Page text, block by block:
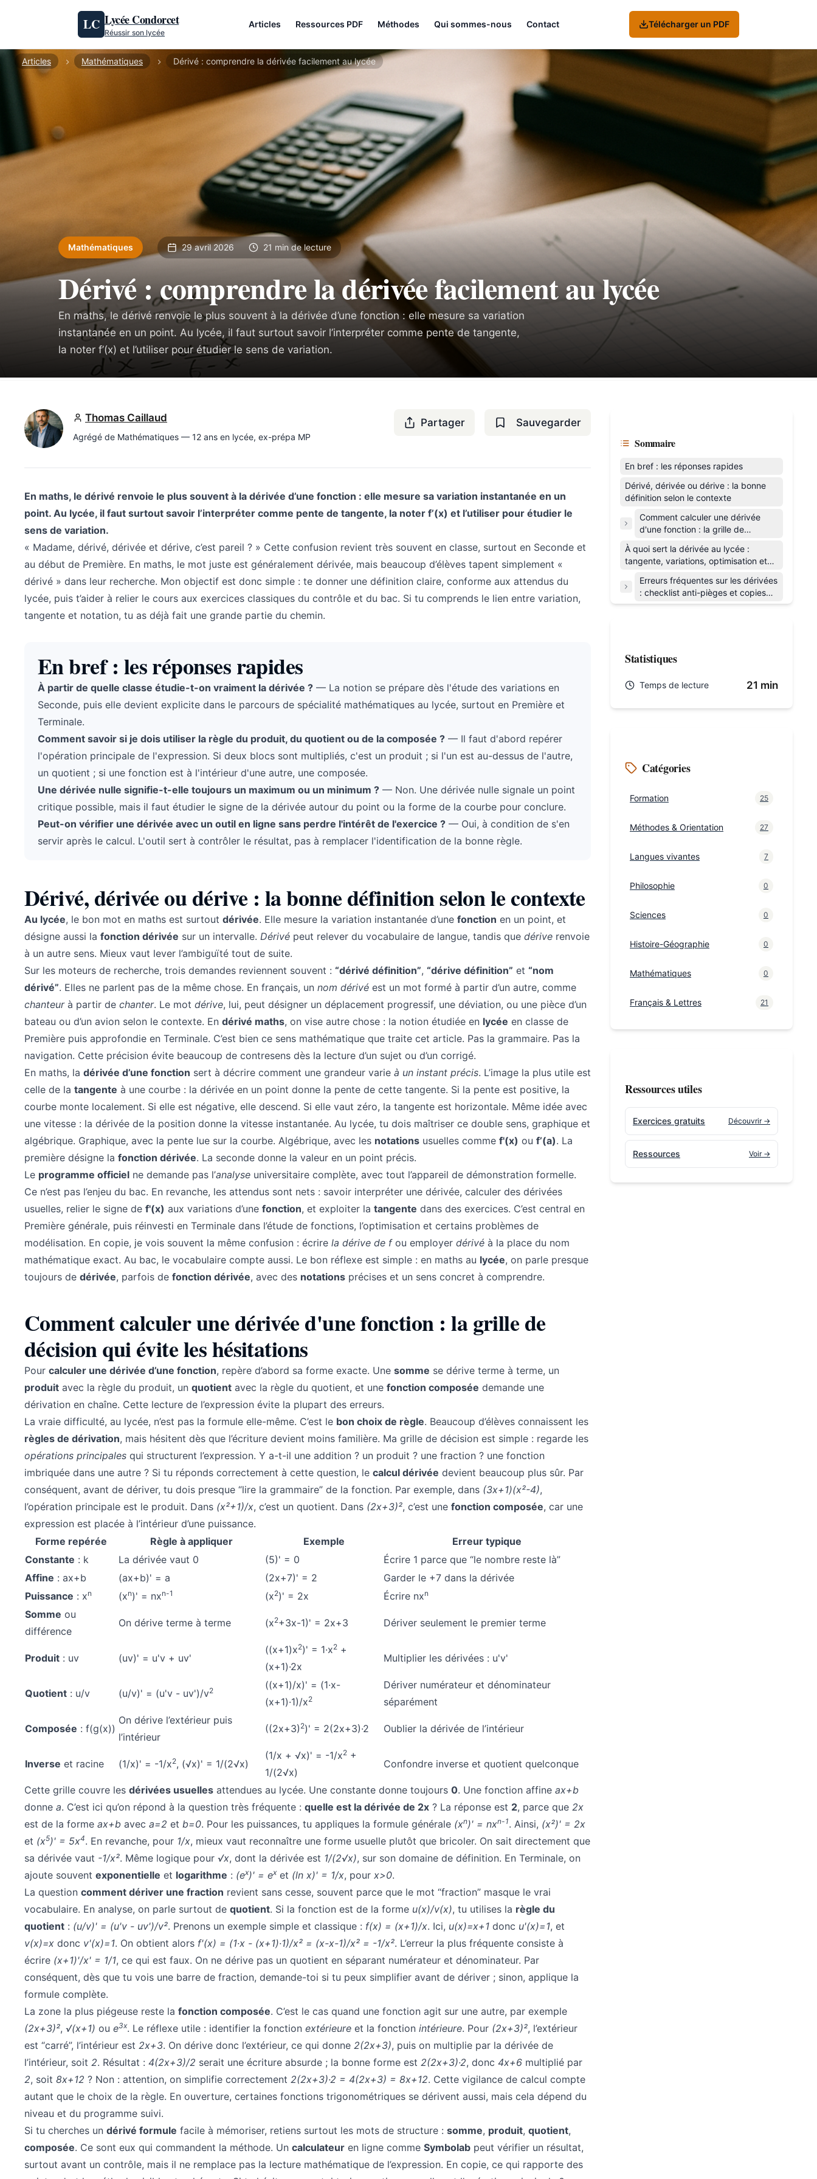
LC Lycée Condorcet
Réussir son lycée
Articles Ressources PDF Méthodes Qui sommes-nous Contact Télécharger un PDF
Articles Mathématiques Dérivé : comprendre la dérivée facilement au lycée
Mathématiques 29 avril 2026 21 min de lecture
Dérivé : comprendre la dérivée facilement au lycée
En maths, le dérivé renvoie le plus souvent à la dérivée d’une fonction : elle mesure sa variation
instantanée en un point. Au lycée, il faut surtout savoir l’interpréter comme pente de tangente,
la noter f’(x) et l’utiliser pour étudier le sens de variation.
Thomas Caillaud
Agrégé de Mathématiques — 12 ans en lycée, ex-prépa MP
Partager Sauvegarder
En maths, le dérivé renvoie le plus souvent à la dérivée d’une fonction : elle mesure sa variation instantanée en un
point. Au lycée, il faut surtout savoir l’interpréter comme pente de tangente, la noter f’(x) et l’utiliser pour étudier le
sens de variation.
« Madame, dérivé, dérivée et dérive, c’est pareil ? » Cette confusion revient très souvent en classe, surtout en Seconde et
au début de Première. En maths, le mot juste est généralement dérivée, mais beaucoup d’élèves tapent simplement «
dérivé » dans leur recherche. Mon objectif est donc simple : te donner une définition claire, conforme aux attendus du
lycée, puis t’aider à relier le cours aux exercices classiques du contrôle et du bac. Si tu comprends le lien entre variation,
tangente et notation, tu as déjà fait une grande partie du chemin.
En bref : les réponses rapides
À partir de quelle classe étudie-t-on vraiment la dérivée ? — La notion se prépare dès l'étude des variations en
Seconde, puis elle devient explicite dans le parcours de spécialité mathématiques au lycée, surtout en Première et
Terminale.
Comment savoir si je dois utiliser la règle du produit, du quotient ou de la composée ? — Il faut d'abord repérer
l'opération principale de l'expression. Si deux blocs sont multipliés, c'est un produit ; si l'un est au-dessus de l'autre,
un quotient ; si une fonction est à l'intérieur d'une autre, une composée.
Une dérivée nulle signifie-t-elle toujours un maximum ou un minimum ? — Non. Une dérivée nulle signale un point
critique possible, mais il faut étudier le signe de la dérivée autour du point ou la forme de la courbe pour conclure.
Peut-on vérifier une dérivée avec un outil en ligne sans perdre l'intérêt de l'exercice ? — Oui, à condition de s'en
servir après le calcul. L'outil sert à contrôler le résultat, pas à remplacer l'identification de la bonne règle.
Dérivé, dérivée ou dérive : la bonne définition selon le contexte
Au lycée, le bon mot en maths est surtout dérivée. Elle mesure la variation instantanée d’une fonction en un point, et
désigne aussi la fonction dérivée sur un intervalle. Dérivé peut relever du vocabulaire de langue, tandis que dérive renvoie
à un autre sens. Mieux vaut lever l’ambiguïté tout de suite.
Sur les moteurs de recherche, trois demandes reviennent souvent : “dérivé définition”, “dérive définition” et “nom
dérivé”. Elles ne parlent pas de la même chose. En français, un nom dérivé est un mot formé à partir d’un autre, comme
chanteurà partir de chanter. Le mot dérive, lui, peut désigner un déplacement progressif, une déviation, ou une pièce d’un
bateau ou d’un avion selon le contexte. En dérivé maths, on vise autre chose : la notion étudiée en lycée en classe de
Première puis approfondie en Terminale. C’est bien ce sens mathématique que traite cet article. Pas la grammaire. Pas la
navigation. Cette précision évite beaucoup de contresens dès la lecture d’un sujet ou d’un corrigé.
En maths, la dérivée d’une fonction sert à décrire comment une grandeur varie à un instant précis. L’image la plus utile est
celle de la tangente à une courbe : la dérivée en un point donne la pente de cette tangente. Si la pente est positive, la
courbe monte localement. Si elle est négative, elle descend. Si elle vaut zéro, la tangente est horizontale. Même idée avec
une vitesse : la dérivée de la position donne la vitesse instantanée. Au lycée, tu dois maîtriser ce double sens, graphique et
algébrique. Graphique, avec la pente lue sur la courbe. Algébrique, avec les notations usuelles comme f'(x) ou f’(a). La
première désigne la fonction dérivée. La seconde donne la valeur en un point précis.
Le programme officiel ne demande pas l’analyse universitaire complète, avec tout l’appareil de démonstration formelle.
Ce n’est pas l’enjeu du bac. En revanche, les attendus sont nets : savoir interpréter une dérivée, calculer des dérivées
usuelles, relier le signe de f'(x) aux variations d’une fonction, et exploiter la tangente dans des exercices. C’est central en
Première générale, puis réinvesti en Terminale dans l’étude de fonctions, l’optimisation et certains problèmes de
modélisation. En copie, je vois souvent la même confusion : écrire la dérive de fou employer dérivé à la place du nom
mathématique exact. Au bac, le vocabulaire compte aussi. Le bon réflexe est simple : en maths au lycée, on parle presque
toujours de dérivée, parfois de fonction dérivée, avec des notations précises et un sens concret à comprendre.
Comment calculer une dérivée d'une fonction : la grille de
décision qui évite les hésitations
Pour calculer une dérivée d’une fonction, repère d’abord sa forme exacte. Une somme se dérive terme à terme, un
produit avec la règle du produit, un quotient avec la règle du quotient, et une fonction composée demande une
dérivation en chaîne. Cette lecture de l’expression évite la plupart des erreurs.
La vraie difficulté, au lycée, n’est pas la formule elle-même. C’est le bon choix de règle. Beaucoup d’élèves connaissent les
règles de dérivation, mais hésitent dès que l’écriture devient moins familière. Ma grille de décision est simple : regarde les
opérations principales qui structurent l’expression. Y a-t-il une addition ? un produit ? une fraction ? une fonction
imbriquée dans une autre ? Si tu réponds correctement à cette question, le calcul dérivée devient beaucoup plus sûr. Par
conséquent, avant de dériver, tu dois presque “lire la grammaire” de la fonction. Par exemple, dans (3x+1)(x²-4),
l’opération principale est le produit. Dans (x²+1)/x, c’est un quotient. Dans (2x+3)², c’est une fonction composée, car une
expression est placée à l’intérieur d’une puissance.
Forme repérée
Règle à appliquer Exemple
Erreur typique
Constante : k La dérivée vaut 0 (5)' = 0
Écrire 1 parce que “le nombre reste là”
Affine : ax+b (ax+b)' = a (2x+7)' = 2
Garder le +7 dans la dérivée
Puissance : xn (xn)' = nxn-1 (x2)' = 2x Écrire nxn
Somme ou
différence
On dérive terme à terme (x2+3x-1)' = 2x+3 Dériver seulement le premier terme
Produit : uv (uv)' = u'v + uv'
((x+1)x2)' = 1·x2 +
(x+1)·2x
Multiplier les dérivées : u'v'
Quotient : u/v (u/v)' = (u'v - uv')/v2
((x+1)/x)' = (1·x-
(x+1)·1)/x2
Dériver numérateur et dénominateur
séparément
Composée : f(g(x))
On dérive l’extérieur puis
l’intérieur
((2x+3) 2)' = 2(2x+3)·2 Oublier la dérivée de l’intérieur
Inverse et racine (1/x)' = -1/x2, (√x)' = 1/(2√x)
(1/x + √x)' = -1/x2 +
1/(2√x)
Confondre inverse et quotient quelconque
Cette grille couvre les dérivées usuelles attendues au lycée. Une constante donne toujours 0. Une fonction affine ax+b
donne a. C’est ici qu’on répond à la question très fréquente : quelle est la dérivée de 2x ? La réponse est 2, parce que 2x
est de la forme ax+b avec a=2 et b=0. Pour les puissances, tu appliques la formule générale (xn)' = nxn-1. Ainsi, (x²)' = 2x
et (x5)' = 5x4. En revanche, pour 1/x, mieux vaut reconnaître une forme usuelle plutôt que bricoler. On sait directement que
sa dérivée vaut -1/x². Même logique pour √x, dont la dérivée est 1/(2√x), sur son domaine de définition. En Terminale, on
ajoute souvent exponentielle et logarithme : (ex)' = exet (ln x)' = 1/x, pour x>0.
La question comment dériver une fraction revient sans cesse, souvent parce que le mot “fraction” masque le vrai
vocabulaire. En analyse, on parle surtout de quotient. Si la fonction est de la forme u(x)/v(x), tu utilises la règle du
quotient : (u/v)' = (u'v - uv')/v². Prenons un exemple simple et classique : f(x) = (x+1)/x. Ici, u(x)=x+1 donc u'(x)=1, et
v(x)=x donc v'(x)=1. On obtient alors f'(x) = (1·x - (x+1)·1)/x² = (x-x-1)/x² = -1/x². L’erreur la plus fréquente consiste à
écrire (x+1)'/x' = 1/1, ce qui est faux. On ne dérive pas un quotient en séparant numérateur et dénominateur. Par
conséquent, dès que tu vois une barre de fraction, demande-toi si tu peux simplifier avant de dériver ; sinon, applique la
formule complète.
La zone la plus piégeuse reste la fonction composée. C’est le cas quand une fonction agit sur une autre, par exemple
(2x+3)², √(x+1) ou e3x. Le réflexe utile : identifier la fonction extérieure et la fonction intérieure. Pour (2x+3)², l’extérieur
est “carré”, l’intérieur est 2x+3. On dérive donc l’extérieur, ce qui donne 2(2x+3), puis on multiplie par la dérivée de
l’intérieur, soit 2. Résultat : 4(2x+3)/2 serait une écriture absurde ; la bonne forme est 2(2x+3)·2, donc 4x+6 multiplié par
2, soit 8x+12 ? Non : attention, on simplifie correctement 2(2x+3)·2 = 4(2x+3) = 8x+12. Cette vigilance de calcul compte
autant que le choix de la règle. En ouverture, certaines fonctions trigonométriques se dérivent aussi, mais cela dépend du
niveau et du programme suivi.
Si tu cherches un dérivé formule facile à mémoriser, retiens surtout les mots de structure : somme, produit, quotient,
composée. Ce sont eux qui commandent la méthode. Un calculateur en ligne comme Symbolab peut vérifier un résultat,
surtout avant un contrôle, mais il ne remplace pas la lecture mathématique de l’expression. En copie, ce qui rapporte des
Sommaire
En bref : les réponses rapides
Dérivé, dérivée ou dérive : la bonne
définition selon le contexte
Comment calculer une dérivée
d'une fonction : la grille de
À quoi sert la dérivée au lycée :
tangente, variations, optimisation et
Erreurs fréquentes sur les dérivées
: checklist anti-pièges et copies
d'élèves commentées
Statistiques
Temps de lecture 21 min
Catégories
Formation 25
Méthodes & Orientation 27
Langues vivantes 7
Philosophie 0
Sciences 0
Histoire-Géographie 0
Mathématiques 0
Français & Lettres 21
Ressources utiles
Exercices gratuits Découvrir →
Ressources Voir →